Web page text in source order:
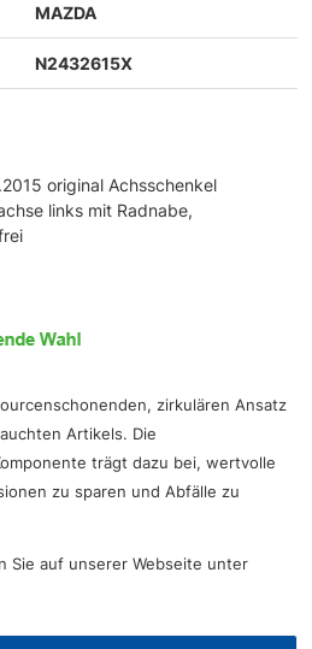
MAZDA
N2432615X
original Achsschenkel
links mit Radnabe,
zirkulären Ansatz
Artikels. Die
trägt dazu bei, wertvolle
zu sparen und Abfälle zu
Sie auf unserer Webseite unter